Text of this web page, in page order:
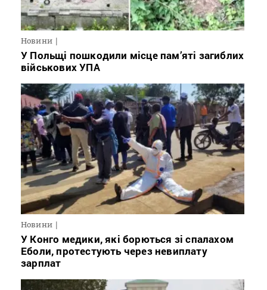
Новини
У Польщі пошкодили місце пам’яті загиблих
військових УПА
Новини
У Конго медики, які борються зі спалахом
Еболи, протестують через невиплату
зарплат